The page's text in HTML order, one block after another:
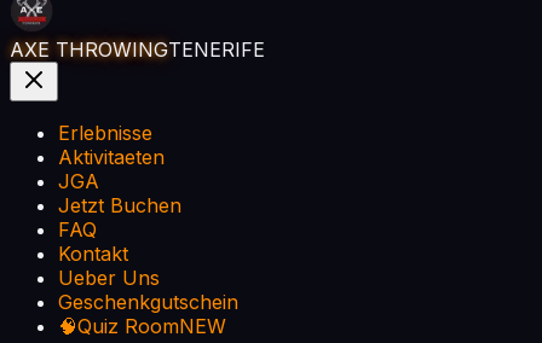
AXE THROWINGTENERIFE
Erlebnisse
Aktivitaeten
JGA
Jetzt Buchen
FAQ
Kontakt
Ueber Uns
Geschenkgutschein
🧠Quiz RoomNEW